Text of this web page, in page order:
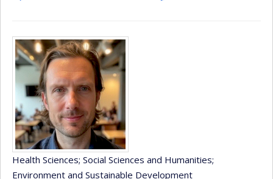
Health Sciences; Social Sciences and Humanities;
Environment and Sustainable Development